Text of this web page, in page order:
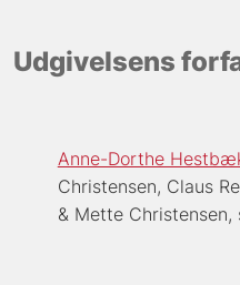
Udgivelsens
Anne-Dorthe
Christensen Claus
Mette Christensen,